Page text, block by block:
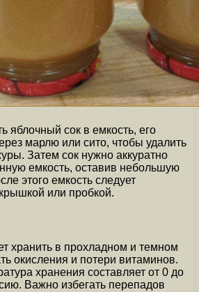
яблочный сок в емкость, его
марлю или сито, чтобы удалить
Затем сок нужно аккуратно
емкость, оставив небольшую
этого емкость следует
или пробкой.
хранить в прохладном и темном
окисления и потери витаминов.
хранения составляет от 0 до
Важно избегать перепадов